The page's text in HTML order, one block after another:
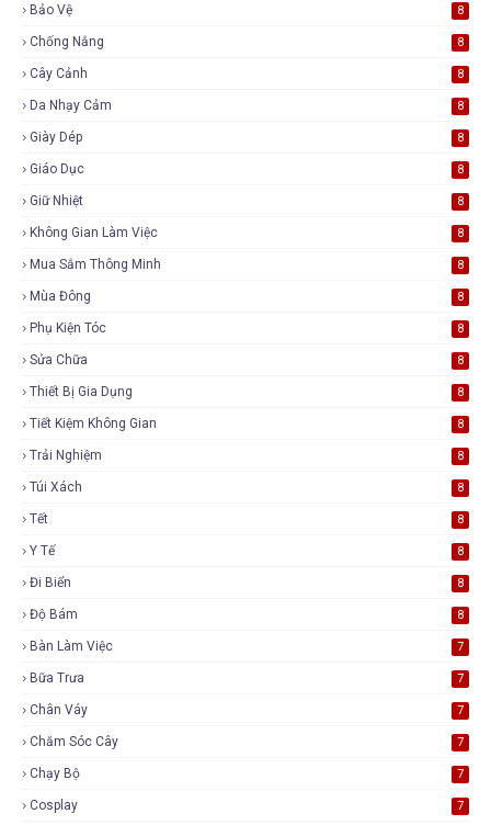
Bảo Vệ 8
Chống Nắng 8
Cây Cảnh 8
Da Nhạy Cảm 8
Giày Dép 8
Giáo Dục 8
Giữ Nhiệt 8
Không Gian Làm Việc 8
Mua Sắm Thông Minh 8
Mùa Đông 8
Phụ Kiện Tóc 8
Sửa Chữa 8
Thiết Bị Gia Dụng 8
Tiết Kiệm Không Gian 8
Trải Nghiệm 8
Túi Xách 8
Tết 8
Y Tế 8
Đi Biển 8
Độ Bám 8
Bàn Làm Việc 7
Bữa Trưa 7
Chân Váy 7
Chăm Sóc Cây 7
Chạy Bộ 7
Cosplay 7